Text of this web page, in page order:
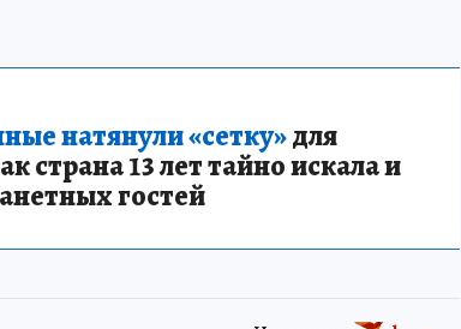
натянули «сетку»для
страна 13 лет тайно искала и
гостей